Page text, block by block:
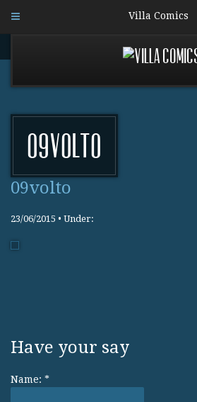
Villa Comics
09volto
09volto
23/06/2015 • Under:
Have your say
Name: *